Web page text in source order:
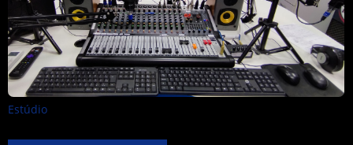
Estúdio